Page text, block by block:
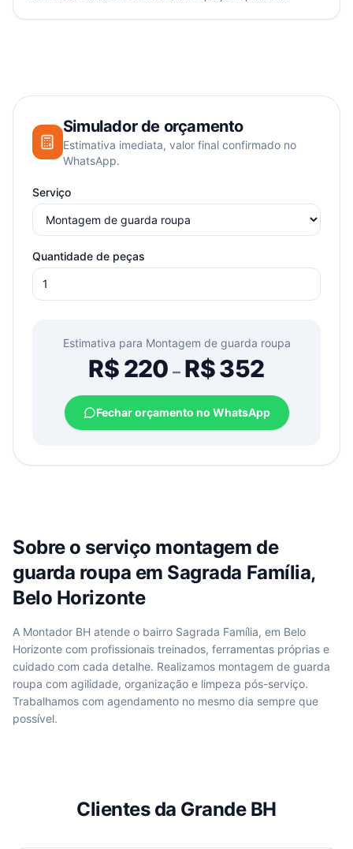
Simulador de orçamento
Estimativa imediata, valor final confirmado no
WhatsApp.
Serviço
Quantidade de peças
Estimativa para Montagem de guarda roupa
R$220 –R$352
Fechar orçamento no WhatsApp
Sobre o serviço montagem de
guarda roupa em Sagrada Família,
Belo Horizonte
A Montador BH atende o bairro Sagrada Família, em Belo
Horizonte com profissionais treinados, ferramentas próprias e
cuidado com cada detalhe. Realizamos montagem de guarda
roupa com agilidade, organização e limpeza pós-serviço.
Trabalhamos com agendamento no mesmo dia sempre que
possível.
Clientes da Grande BH